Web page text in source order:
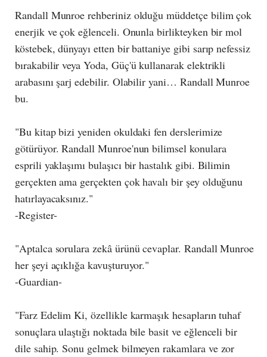
Randall Munroe rehberiniz olduğu müddetçe bilim çok
enerjik ve çok eğlenceli. Onunla birlikteyken bir mol
köstebek, dünyayı etten bir battaniye gibi sarıp nefessiz
bırakabilir veya Yoda, Güç'ü kullanarak elektrikli
arabasını şarj edebilir. Olabilir yani… Randall Munroe
bu.
"Bu kitap bizi yeniden okuldaki fen derslerimize
götürüyor. Randall Munroe'nun bilimsel konulara
esprili yaklaşımı bulaşıcı bir hastalık gibi. Bilimin
gerçekten ama gerçekten çok havalı bir şey olduğunu
hatırlayacaksınız."
-Register-
"Aptalca sorulara zekâ ürünü cevaplar. Randall Munroe
her şeyi açıklığa kavuşturuyor."
-Guardian-
"Farz Edelim Ki, özellikle karmaşık hesapların tuhaf
sonuçlara ulaştığı noktada bile basit ve eğlenceli bir
dile sahip. Sonu gelmek bilmeyen rakamlara ve zor